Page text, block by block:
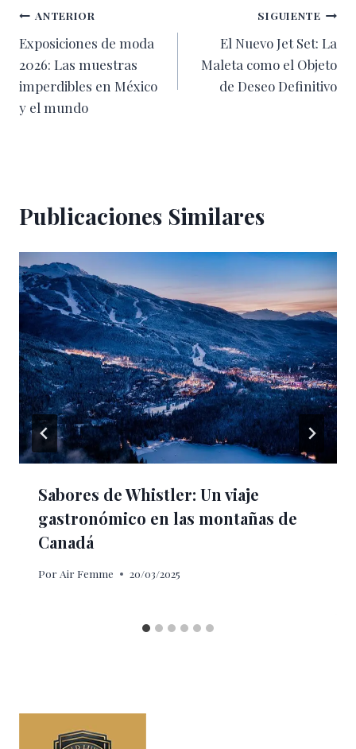
Navegación
de
entradas
ANTERIOR
Exposiciones de moda
2026: Las muestras
imperdibles en México
y el mundo
SIGUIENTE
El Nuevo Jet Set: La
Maleta como el Objeto
de Deseo Definitivo
Publicaciones Similares
Sabores de Whistler: Un viaje
gastronómico en las montañas de
Canadá
Por Air Femme 20/03/2025